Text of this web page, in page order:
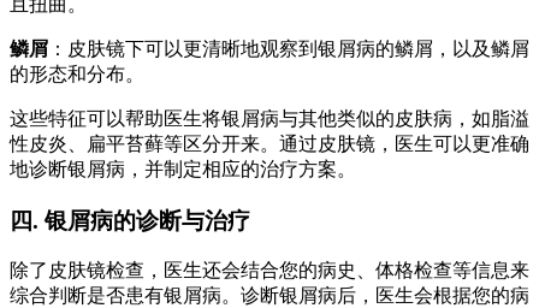
且扭曲。
鳞屑 ：皮肤镜下可以更清晰地观察到银屑病的鳞屑，以及鳞屑
的形态和分布。
这些特征可以帮助医生将银屑病与其他类似的皮肤病，如脂溢
性皮炎、扁平苔藓等区分开来。通过皮肤镜，医生可以更准确
地诊断银屑病，并制定相应的治疗方案。
四. 银屑病的诊断与治疗
除了皮肤镜检查，医生还会结合您的病史、体格检查等信息来
综合判断是否患有银屑病。诊断银屑病后，医生会根据您的病